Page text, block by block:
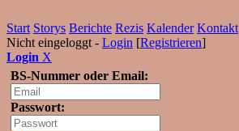
Start Storys Berichte Rezis Kalender Kontakt
Nicht eingeloggt - Login [Registrieren]
Login X
BS-Nummer oder Email:
Passwort: